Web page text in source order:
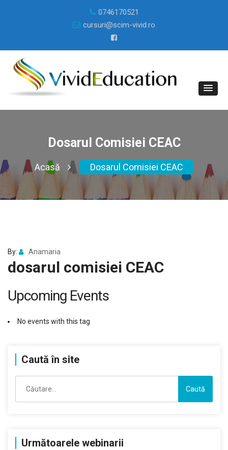
0746170521
cursuri@scim-vivid.ro
Dosarul Comisiei CEAC
Acasă Dosarul Comisiei CEAC
By: Anamaria
dosarul comisiei CEAC
Upcoming Events
No events with this tag
Caută în site
după:
Următoarele webinarii